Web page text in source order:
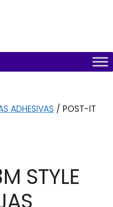
ADHESIVAS / POST-IT
STYLE